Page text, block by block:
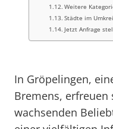
Weitere
Städte im
Jetzt Anfrage
In Gröpelingen,
Bremens, erfreuen
wachsenden